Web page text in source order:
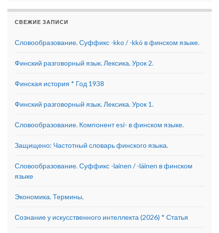
СВЕЖИЕ ЗАПИСИ
Словообразование. Суффикс -kko / -kkö в финском языке.
Финский разговорный язык. Лексика. Урок 2.
Финская история * Год 1938
Финский разговорный язык. Лексика. Урок 1.
Словообразование. Компонент esi- в финском языке.
Защищено: Частотный словарь финского языка.
Словообразование. Суффикс -lainen / -läinen в финском
языке
Экономика. Термины.
Сознание у искусственного интеллекта (2026) * Статья